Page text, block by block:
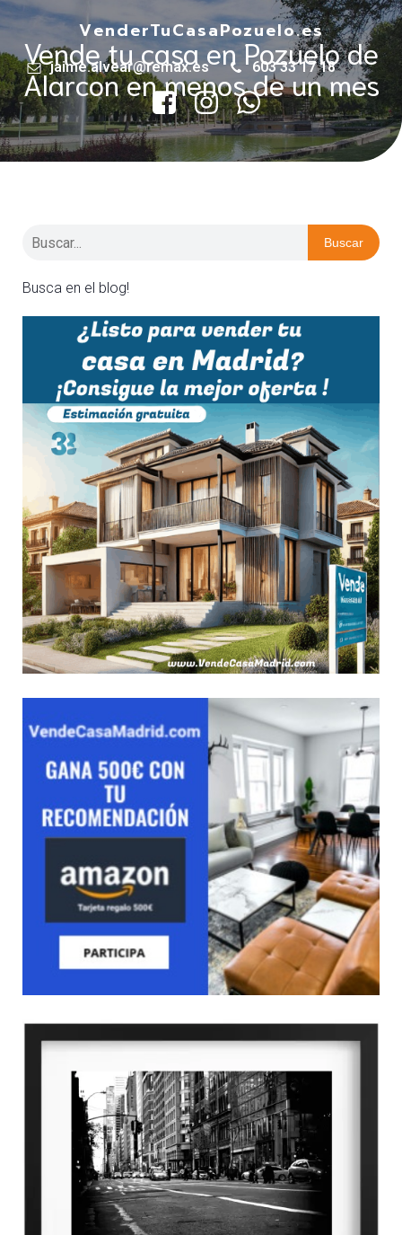
VenderTuCasaPozuelo.es
jaime.alvear@remax.es 603 33 17 18
Vende tu casa en Pozuelo de
Alarcon en menos de un mes
Buscar
Busca en el blog!